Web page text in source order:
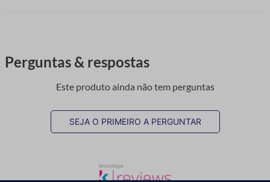
Perguntas & respostas
Este produto ainda não tem perguntas
SEJA O PRIMEIRO A PERGUNTAR